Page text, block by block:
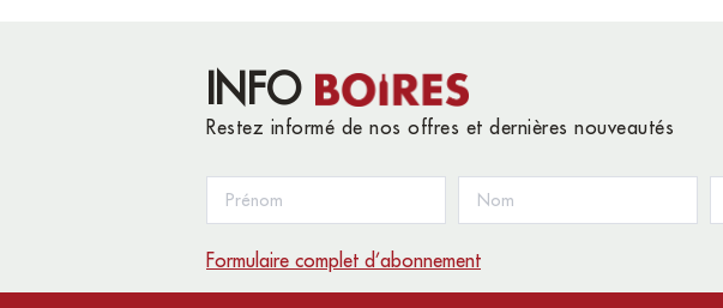
INFO
Restez informé de nos offres et dernières nouveautés
Formulaire complet d’abonnement